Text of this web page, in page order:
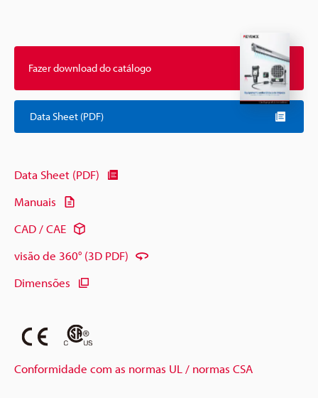
Fazer download do catálogo
Data Sheet (PDF)
Data Sheet (PDF)
Manuais
CAD / CAE
visão de 360° (3D PDF)
Dimensões
Conformidade com as normas UL / normas CSA